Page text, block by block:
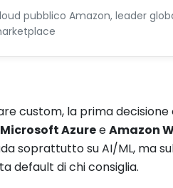
pubblico Amazon, leader
custom, la prima
Microsoft AzureeAmazon
soprattutto su AI/ML, ma
default di chi consiglia.